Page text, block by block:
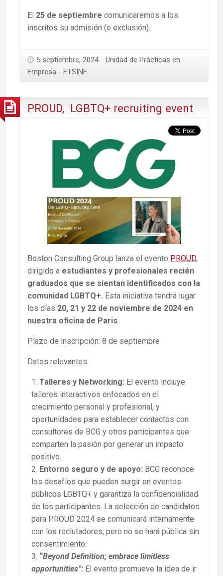
El 25 de septiembre comunicaremos a los
inscritos su admisión (o exclusión).
5 septiembre, 2024
Unidad de Prácticas en
Empresa - ETSINF
PROUD, LGBTQ+ recruiting event
Boston Consulting Group lanza el evento PROUD,
dirigido a estudiantes y profesionales recién
graduados que se sientan identificados con la
comunidad LGBTQ+. Esta iniciativa tendrá lugar
los días 20, 21 y 22 de noviembre de 2024 en
nuestra oficina de Paris.
Plazo de inscripción: 8 de septiembre
Datos relevantes:
Talleres y Networking: El evento incluye
talleres interactivos enfocados en el
crecimiento personal y profesional, y
oportunidades para establecer contactos con
consultores de BCG y otros participantes que
comparten la pasión por generar un impacto
positivo.
Entorno seguro y de apoyo: BCG reconoce
los desafíos que pueden surgir en eventos
públicos LGBTQ+ y garantiza la confidencialidad
de los participantes. La selección de candidatos
para PROUD 2024 se comunicará internamente
con los reclutadores, pero no se hará pública sin
consentimiento.
“Beyond Definition; embrace limitless
opportunities”: El evento promueve la idea de ir